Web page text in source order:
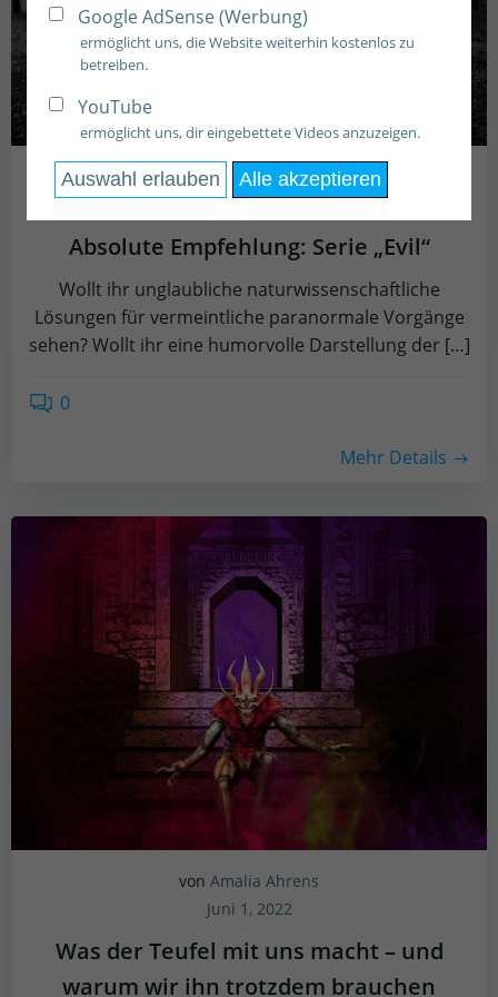
von Amalia Ahrens
Juni 17, 2022
Absolute Empfehlung: Serie „Evil“
Wollt ihr unglaubliche naturwissenschaftliche
Lösungen für vermeintliche paranormale Vorgänge
sehen? Wollt ihr eine humorvolle Darstellung der […]
0
Mehr Details
von Amalia Ahrens
Juni 1, 2022
Was der Teufel mit uns macht – und
warum wir ihn trotzdem brauchen
Google AdSense (Werbung)
ermöglicht uns, die Website weiterhin kostenlos zu
betreiben.
YouTube
ermöglicht uns, dir eingebettete Videos anzuzeigen.
Auswahl erlauben Alle akzeptieren